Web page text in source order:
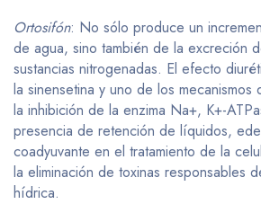
Ortosifón: No sólo produce un
de agua, sino también de la excreción
sustancias nitrogenadas. El efecto
la sinensetina y uno de los
la inhibición de la enzima Na+, K+-
presencia de retención de líquidos,
coadyuvante en el tratamiento de la
la eliminación de toxinas responsables
hídrica.